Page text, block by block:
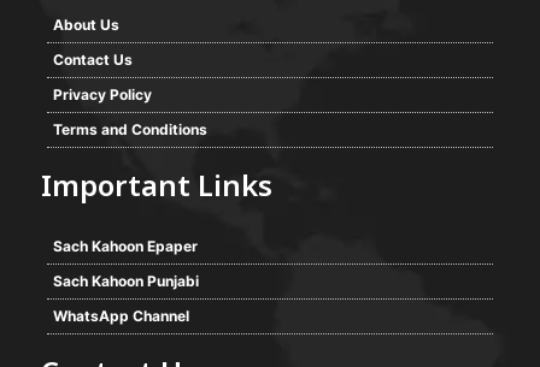
About Us
Contact Us
Privacy Policy
Terms and Conditions
Important Links
Sach Kahoon Epaper
Sach Kahoon Punjabi
WhatsApp Channel